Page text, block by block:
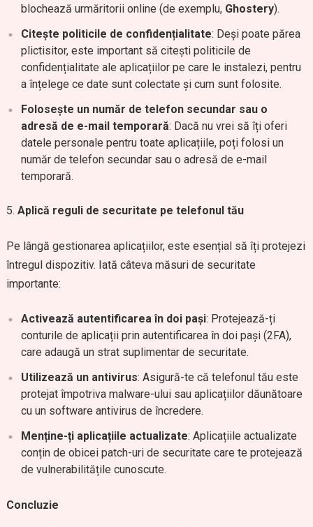
blochează urmăritorii online (de exemplu, Ghostery).
Citește politicile de confidențialitate: Deși poate părea
plictisitor, este important să citești politicile de
confidențialitate ale aplicațiilor pe care le instalezi, pentru
a înțelege ce date sunt colectate și cum sunt folosite.
Folosește un număr de telefon secundar sau o
adresă de e-mail temporară: Dacă nu vrei să îți oferi
datele personale pentru toate aplicațiile, poți folosi un
număr de telefon secundar sau o adresă de e-mail
temporară.
Aplică reguli de securitate pe telefonul tău
Pe lângă gestionarea aplicațiilor, este esențial să îți protejezi
întregul dispozitiv. Iată câteva măsuri de securitate
importante:
Activează autentificarea în doi pași: Protejează-ți
conturile de aplicații prin autentificarea în doi pași (2FA),
care adaugă un strat suplimentar de securitate.
Utilizează un antivirus: Asigură-te că telefonul tău este
protejat împotriva malware-ului sau aplicațiilor dăunătoare
cu un software antivirus de încredere.
Menține-ți aplicațiile actualizate: Aplicațiile actualizate
conțin de obicei patch-uri de securitate care te protejează
de vulnerabilitățile cunoscute.
Concluzie